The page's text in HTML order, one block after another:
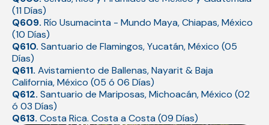
(11 Días)
Q609. Río Usumacinta - Mundo Maya, Chiapas, México
(10 Días)
Q610. Santuario de Flamingos, Yucatán, México (05
Días)
Q611. Avistamiento de Ballenas, Nayarit & Baja
California, México (05 ó 06 Días)
Q612. Santuario de Mariposas, Michoacán, México (02
ó 03 Días)
Q613. Costa Rica. Costa a Costa (09 Días)